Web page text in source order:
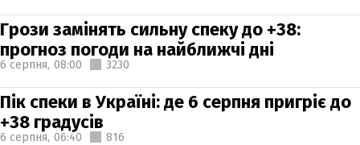
Грози замінять сильну спеку до +38:
прогноз погоди на найближчі дні
6 серпня, 08:00 3230
Пік спеки в Україні: де 6 серпня пригріє до
+38 градусів
6 серпня, 06:40 816